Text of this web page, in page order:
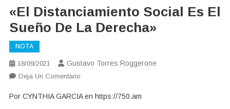
«El Distanciamiento Social Es El
Sueño De La Derecha»
NOTA
18/09/2021 Gustavo Torres Roggerone
Deja Un ComentarioEn
Distanciamiento
Por CYNTHIA GARCIA en https://750.am